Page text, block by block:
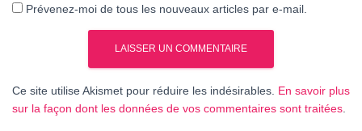
Prévenez-moi de tous les nouveaux articles par e-mail.
Ce site utilise Akismet pour réduire les indésirables. En savoir plus
sur la façon dont les données de vos commentaires sont traitées